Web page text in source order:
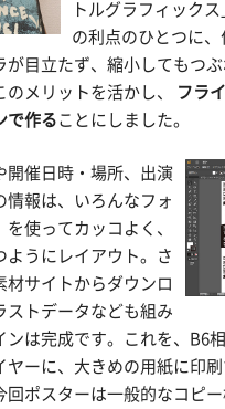
トルグラフィック
の利点のひとつに
が目立たず、縮小してもつ
のメリットを活かし、
フラ
で作る ことにしました。
開催日時・場所、出演
情報は、いろんなフォ
を使ってカッコよく、
ようにレイアウト。さ
材サイトからダウンロ
ストデータなども組み
ンは完成です。これを、B6
ヤーに、大きめの用紙に印
回ポスターは一般的なコピ